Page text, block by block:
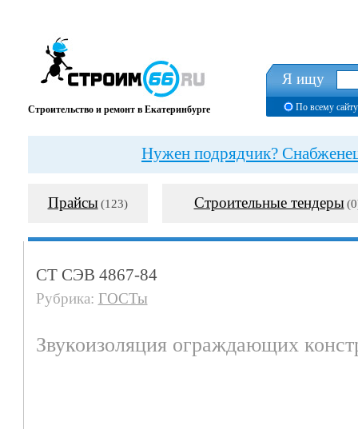
Строительство и ремонт в Екатеринбурге
Я ищу
По всему сайту
Нужен подрядчик?
Прайсы (123) Строительные тендеры
СТ СЭВ 4867-84
Рубрика: ГОСТы
Звукоизоляция ограждающих